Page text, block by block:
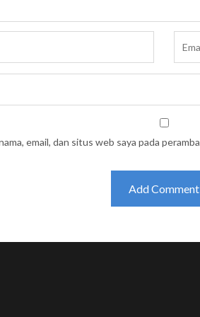
email, dan situs web saya pada